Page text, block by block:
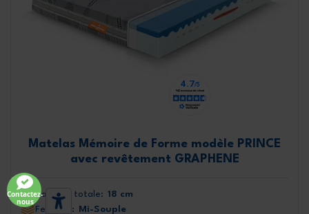
Matelas Mémoire de Forme modèle PRINCE
avec revêtement GRAPHENE
Hauteur totale: 18 cm
Fermeté: Mi-Souple
Contactez-
nous